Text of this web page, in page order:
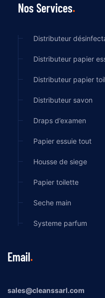
Nos Services
Distributeur
Distributeur papier
Distributeur papier
Distributeur savon
Draps d’examen
Papier essuie tout
Housse de siege
Papier toilette
Seche main
Systeme parfum
Email
sales@cleanssarl.com